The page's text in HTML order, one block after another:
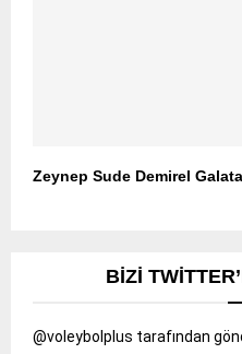
Zeynep Sude Demirel
BIZI
@voleybolplus tarafından